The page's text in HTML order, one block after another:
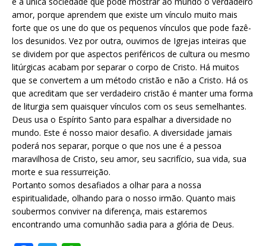
amor, porque aprendem que existe um vínculo muito mais
forte que os une do que os pequenos vínculos que pode fazê-
los desunidos. Vez por outra, ouvimos de Igrejas inteiras que
se dividem por que aspectos periféricos de cultura ou mesmo
litúrgicas acabam por separar o corpo de Cristo. Há muitos
que se convertem a um método cristão e não a Cristo. Há os
que acreditam que ser verdadeiro cristão é manter uma forma
de liturgia sem quaisquer vínculos com os seus semelhantes.
Deus usa o Espírito Santo para espalhar a diversidade no
mundo. Este é nosso maior desafio. A diversidade jamais
poderá nos separar, porque o que nos une é a pessoa
maravilhosa de Cristo, seu amor, seu sacrifício, sua vida, sua
morte e sua ressurreição.
Portanto somos desafiados a olhar para a nossa
espiritualidade, olhando para o nosso irmão. Quanto mais
soubermos conviver na diferença, mais estaremos
encontrando uma comunhão sadia para a glória de Deus.